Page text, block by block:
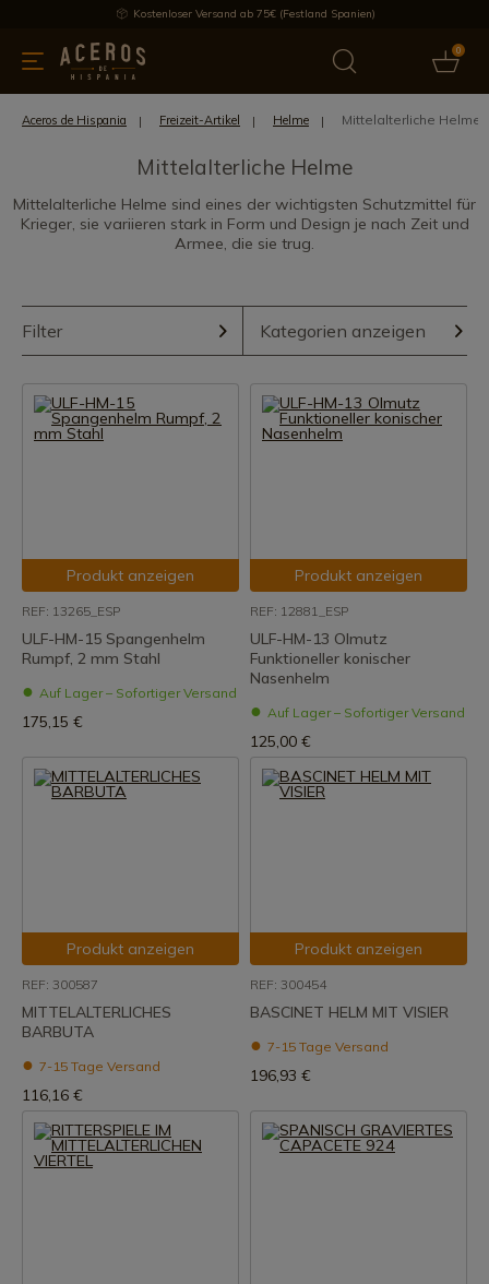
Kostenloser Versand ab 75€ (Festland Spanien)
0
Bietet Aktuelles Bestseller
Aceros de Hispania Freizeit-Artikel Helme Mittelalterliche Helme
Mittelalterliche Helme
Mittelalterliche Helme sind eines der wichtigsten Schutzmittel für
Krieger, sie variieren stark in Form und Design je nach Zeit und
Armee, die sie trug.
Filter Kategorien anzeigen
Produkt anzeigen
REF: 13265_ESP
ULF-HM-15 Spangenhelm
Rumpf, 2 mm Stahl
Auf Lager – Sofortiger Versand
175,15 €
Produkt anzeigen
REF: 12881_ESP
ULF-HM-13 Olmutz
Funktioneller konischer
Nasenhelm
Auf Lager – Sofortiger Versand
125,00 €
Produkt anzeigen
REF: 300587
MITTELALTERLICHES
BARBUTA
7-15 Tage Versand
116,16 €
Produkt anzeigen
REF: 300454
BASCINET HELM MIT VISIER
7-15 Tage Versand
196,93 €